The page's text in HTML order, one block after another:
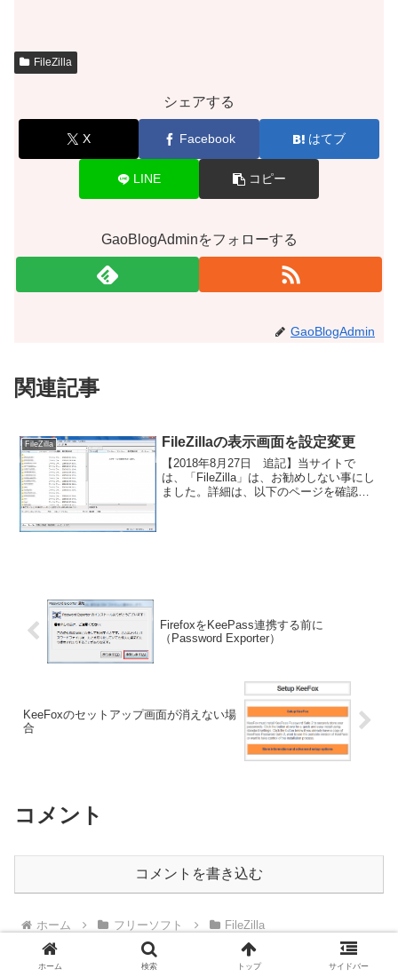
FileZilla
シェアする
X Facebook はてブ
LINE コピー
GaoBlogAdminをフォローする
GaoBlogAdmin
関連記事
FileZilla FileZillaの表示画面を設定変更
【2018年8月27日 追記】当サイトで
は、「FileZilla」は、お勧めしない事にし
ました。詳細は、以下のページを確認し
FirefoxをKeePass連携する前に
（Password Exporter）
KeeFoxのセットアップ画面が消えない場
合
コメント
コメントを書き込む
ホーム フリーソフト FileZilla
ホーム 検索 トップ サイドバー